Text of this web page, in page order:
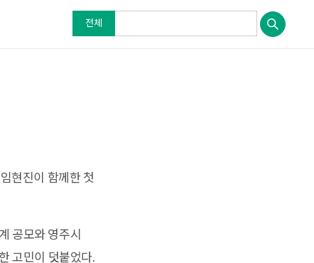
전체
현진이 함께한 첫
공모와 영주시
고민이 덧붙었다.